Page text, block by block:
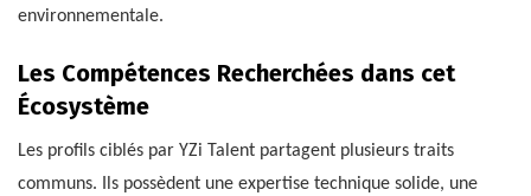
environnementale.
Les Compétences Recherchées dans cet
Écosystème
Les profils ciblés par YZi Talent partagent plusieurs traits
communs. Ils possèdent une expertise technique solide, une